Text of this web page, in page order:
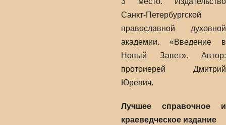
Санкт-Петербургской
православной духовной
академии. «Введение в
Новый Завет». Автор:
протоиерей Дмитрий
Юревич.
Лучшее справочное и
краеведческое издание